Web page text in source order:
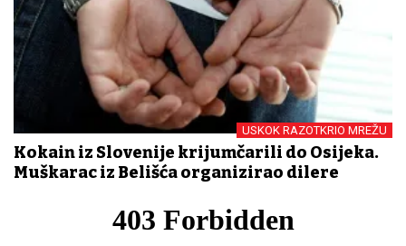
USKOK RAZOTKRIO MREŽU
Kokain iz Slovenije krijumčarili do Osijeka.
Muškarac iz Belišća organizirao dilere